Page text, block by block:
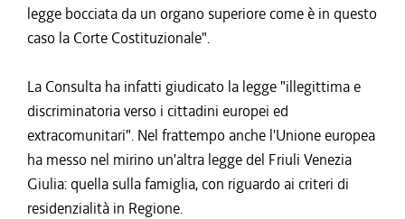
legge bocciata da un organo superiore come è in questo
caso la Corte Costituzionale".
La Consulta ha infatti giudicato la legge "illegittima e
discriminatoria verso i cittadini europei ed
extracomunitari". Nel frattempo anche l'Unione europea
ha messo nel mirino un'altra legge del Friuli Venezia
Giulia: quella sulla famiglia, con riguardo ai criteri di
residenzialità in Regione.